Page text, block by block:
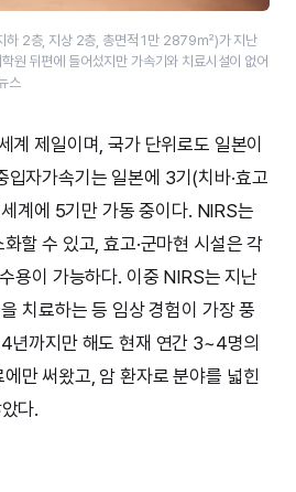
하 2층, 지상 2층, 총면적 1만 2879㎡)가 지난
원 뒤편에 들어섰지만 가속기와 치료시설이 없어
스
계 제일이며, 국가 단위로도 일본이
입자가속기는 일본에 3기(치바·효고
계에 5기만 가동 중이다. NIRS는
할 수 있고, 효고·군마현 시설은 각
용이 가능하다. 이중 NIRS는 지난
치료하는 등 임상 경험이 가장 풍
년까지만 해도 현재 연간 3~4명의
만 써왔고, 암 환자로 분야를 넓힌
다.